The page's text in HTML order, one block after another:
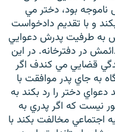
ناموجه بود، دختر مي
و با تقديم دادخواست
به طرفيت پدرش دعوايي
در دفترخانه. در اين
قضايي مي کندف اگر
به جاي پدر موافقت با
دعواي دختر را رد بکند به
نيست که اگر پدري به
اجتماعي مخالفت بکند با